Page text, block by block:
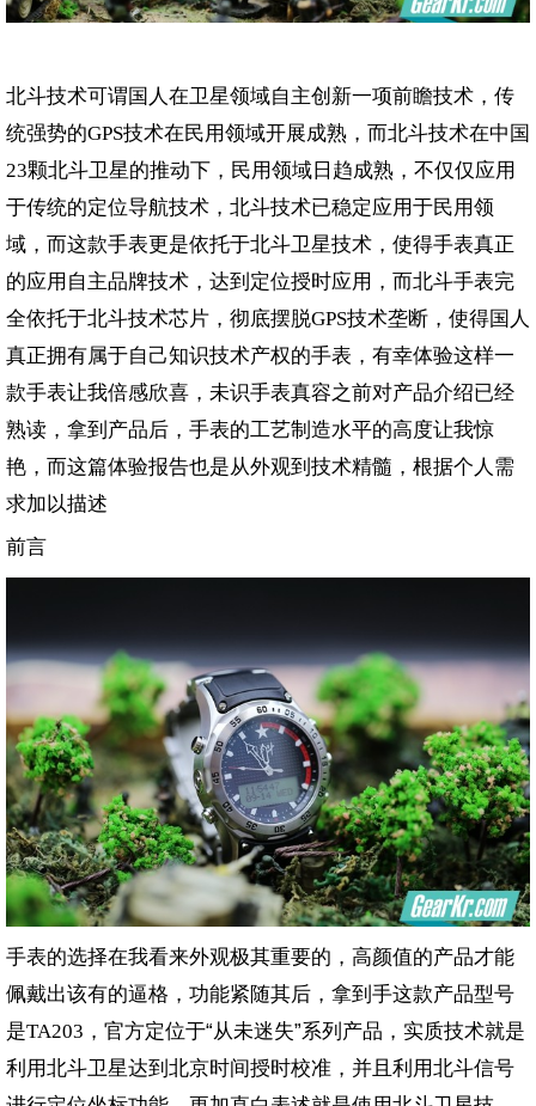
北斗技术可谓国人在卫星领域自主创新一项前瞻技术，传
统强势的GPS技术在民用领域开展成熟，而北斗技术在中国
23颗北斗卫星的推动下，民用领域日趋成熟，不仅仅应用
于传统的定位导航技术，北斗技术已稳定应用于民用领
域，而这款手表更是依托于北斗卫星技术，使得手表真正
的应用自主品牌技术，达到定位授时应用，而北斗手表完
全依托于北斗技术芯片，彻底摆脱GPS技术垄断，使得国人
真正拥有属于自己知识技术产权的手表，有幸体验这样一
款手表让我倍感欣喜，未识手表真容之前对产品介绍已经
熟读，拿到产品后，手表的工艺制造水平的高度让我惊
艳，而这篇体验报告也是从外观到技术精髓，根据个人需
求加以描述
前言
手表的选择在我看来外观极其重要的，高颜值的产品才能
佩戴出该有的逼格，功能紧随其后，拿到手这款产品型号
是TA203 ，官方定位于“从未迷失”系列产品，实质技术就是
利用北斗卫星达到北京时间授时校准，并且利用北斗信号